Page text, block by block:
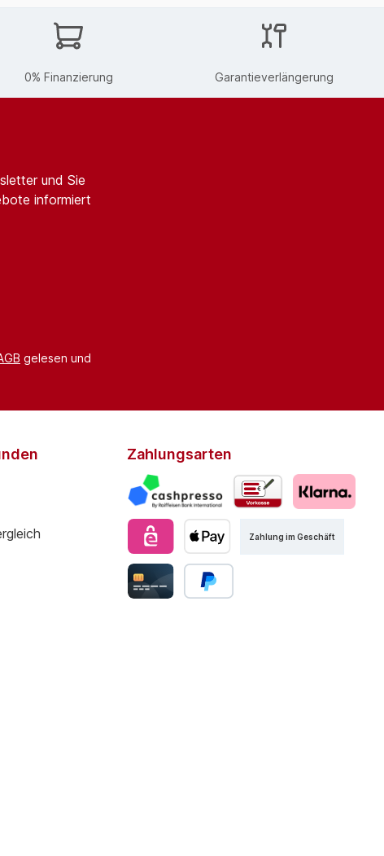
0% Finanzierung Garantieverlängerung
und Sie
informiert
gelesen und
Zahlungsarten
Zahlung im Geschäft